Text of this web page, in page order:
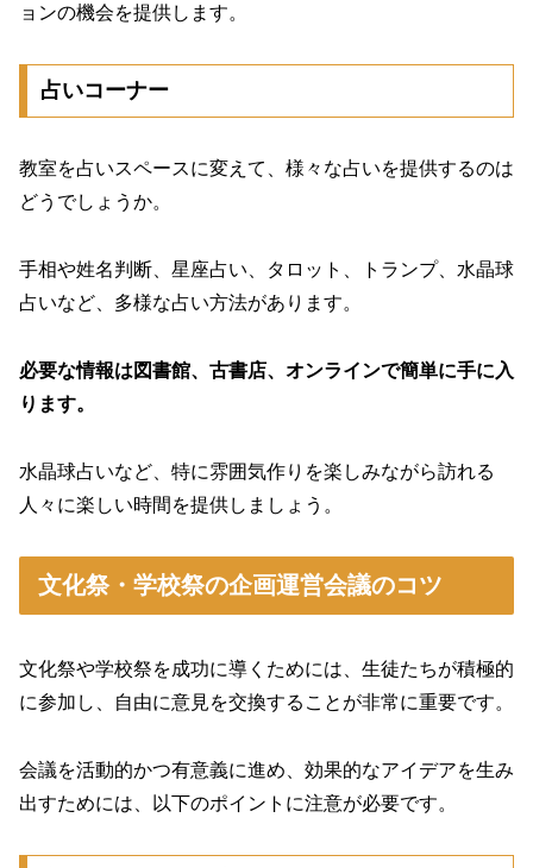
ョンの機会を提供します。
占いコーナー
教室を占いスペースに変えて、様々な占いを提供するのは
どうでしょうか。
手相や姓名判断、星座占い、タロット、トランプ、水晶球
占いなど、多様な占い方法があります。
必要な情報は図書館、古書店、オンラインで簡単に手に入
ります。
水晶球占いなど、特に雰囲気作りを楽しみながら訪れる
人々に楽しい時間を提供しましょう。
文化祭・学校祭の企画運営会議のコツ
文化祭や学校祭を成功に導くためには、生徒たちが積極的
に参加し、自由に意見を交換することが非常に重要です。
会議を活動的かつ有意義に進め、効果的なアイデアを生み
出すためには、以下のポイントに注意が必要です。